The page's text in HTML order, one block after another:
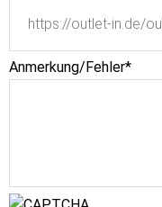
Anmerkung/Fehler*